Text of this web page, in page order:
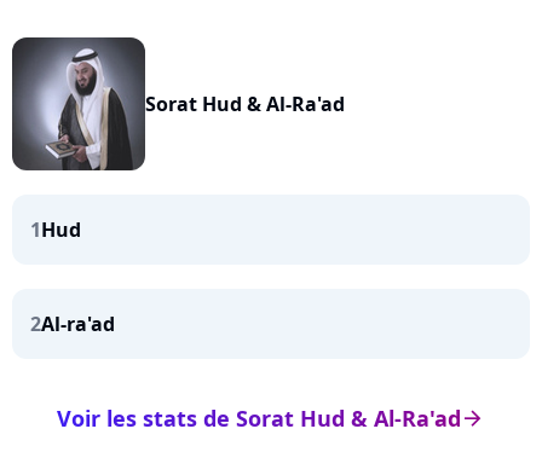
Sorat Hud & Al-Ra'ad
1Hud
2Al-ra'ad
arrow_right
Voir les stats de Sorat Hud & Al-Ra'ad